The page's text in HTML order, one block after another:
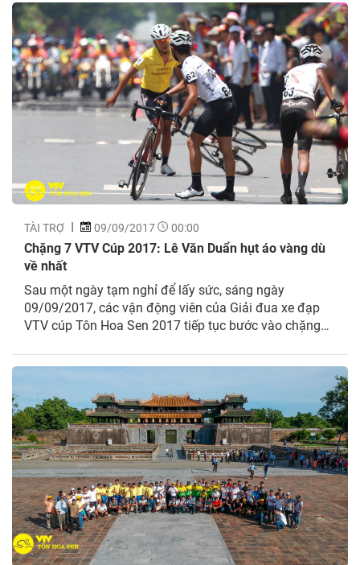
TÀI TRỢ 09/09/2017 00:00
Chặng 7 VTV Cúp 2017: Lê Văn Duẩn hụt áo vàng dù
về nhất
Sau một ngày tạm nghỉ để lấy sức, sáng ngày
09/09/2017, các vận động viên của Giải đua xe đạp
VTV cúp Tôn Hoa Sen 2017 tiếp tục bước vào chặng
chiều dài đường đua 160km. Đây được đánh giá là
hành trình xuyên Việt.